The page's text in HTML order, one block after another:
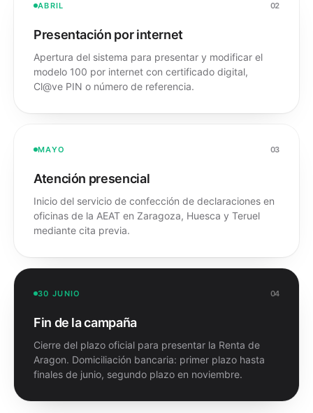
ABRIL 02
Presentación por internet
Apertura del sistema para presentar y modificar el
modelo 100 por internet con certificado digital,
Cl@ve PIN o número de referencia.
MAYO 03
Atención presencial
Inicio del servicio de confección de declaraciones en
oficinas de la AEAT en Zaragoza, Huesca y Teruel
mediante cita previa.
30 JUNIO 04
Fin de la campaña
Cierre del plazo oficial para presentar la Renta de
Aragon. Domiciliación bancaria: primer plazo hasta
finales de junio, segundo plazo en noviembre.